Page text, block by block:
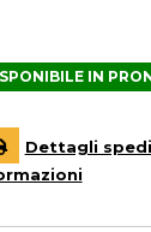
IN
Dettagli